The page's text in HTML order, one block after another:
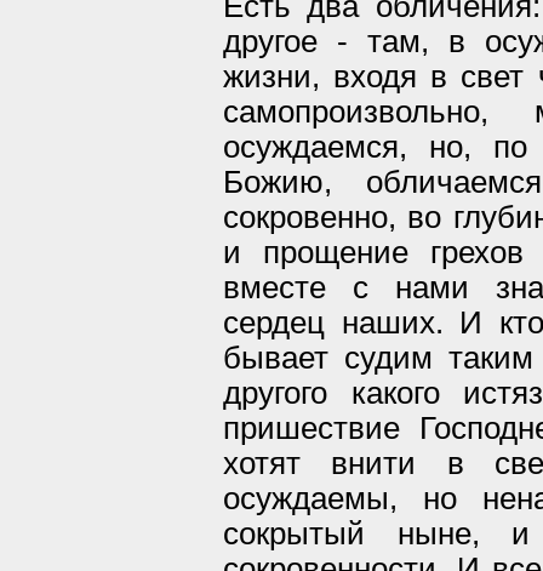
другое - там, в
жизни, входя в свет
осуждаемся, но, по
Божию,
сокровенно, во
и прощение
вместе с нами
сердец наших. И
бывает судим
другого какого
пришествие
хотят внити в
осуждаемы, но
сокрытый ныне,